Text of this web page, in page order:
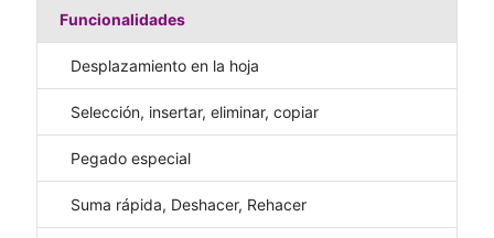
Funcionalidades
Desplazamiento en la hoja
Selección, insertar, eliminar, copiar
Pegado especial
Suma rápida, Deshacer, Rehacer